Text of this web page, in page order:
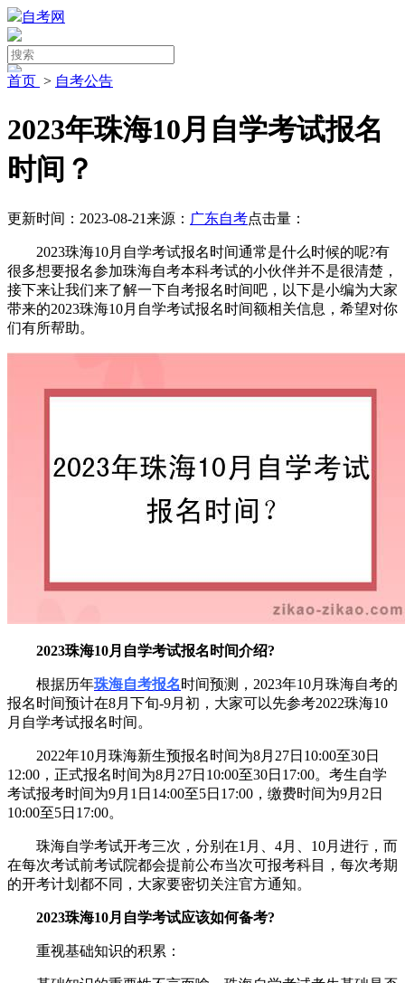
自考网
首页 > 自考公告
2023年珠海10月自学考试报名
时间？
更新时间：2023-08-21来源： 广东自考点击量：
2023珠海10月自学考试报名时间通常是什么时候的呢?有
很多想要报名参加珠海自考本科考试的小伙伴并不是很清楚，
接下来让我们来了解一下自考报名时间吧，以下是小编为大家
带来的2023珠海10月自学考试报名时间额相关信息，希望对你
们有所帮助。
2023珠海10月自学考试报名时间介绍?
根据历年珠海自考报名时间预测，2023年10月珠海自考的
报名时间预计在8月下旬-9月初，大家可以先参考2022珠海10
月自学考试报名时间。
2022年10月珠海新生预报名时间为8月27日10:00至30日
12:00，正式报名时间为8月27日10:00至30日17:00。考生自学
考试报考时间为9月1日14:00至5日17:00，缴费时间为9月2日
10:00至5日17:00。
珠海自学考试开考三次，分别在1月、4月、10月进行，而
在每次考试前考试院都会提前公布当次可报考科目，每次考期
的开考计划都不同，大家要密切关注官方通知。
2023珠海10月自学考试应该如何备考?
重视基础知识的积累：